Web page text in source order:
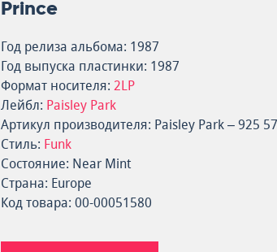
Prince
Год релиза альбома: 1987
Год выпуска пластинки: 1987
Формат носителя: 2LP
Лейбл: Paisley Park
Артикул производителя: Paisley Park – 925
Стиль: Funk
Состояние: Near Mint
Страна: Europe
Код товара: 00-00051580